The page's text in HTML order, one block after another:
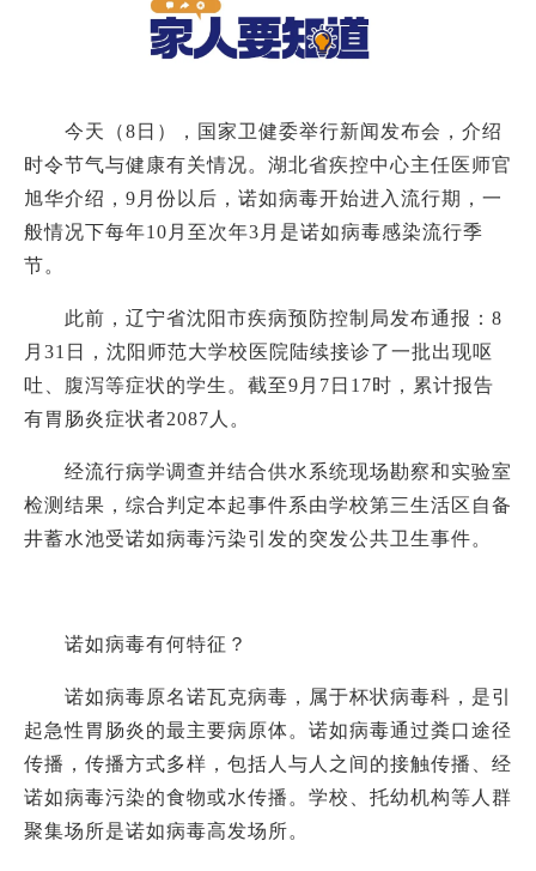
今天（8日），国家卫健委举行新闻发布会，介绍
时令节气与健康有关情况。湖北省疾控中心主任医师官
旭华介绍，9月份以后，诺如病毒开始进入流行期，一
般情况下每年10月至次年3月是诺如病毒感染流行季
节。
此前，辽宁省沈阳市疾病预防控制局发布通报： 8
月31日，沈阳师范大学校医院陆续接诊了一批出现呕
吐、腹泻等症状的学生。截至9月7日17时，累计报告
有胃肠炎症状者2087人。
经流行病学调查并结合供水系统现场勘察和实验室
检测结果，综合判定本起事件系由学校第三生活区自备
井蓄水池受诺如病毒污染引发的突发公共卫生事件。
诺如病毒有何特征？
诺如病毒原名诺瓦克病毒，属于杯状病毒科，是引
起急性胃肠炎的最主要病原体。诺如病毒通过粪口途径
传播，传播方式多样，包括人与人之间的接触传播、经
诺如病毒污染的食物或水传播。学校、托幼机构等人群
聚集场所是诺如病毒高发场所。